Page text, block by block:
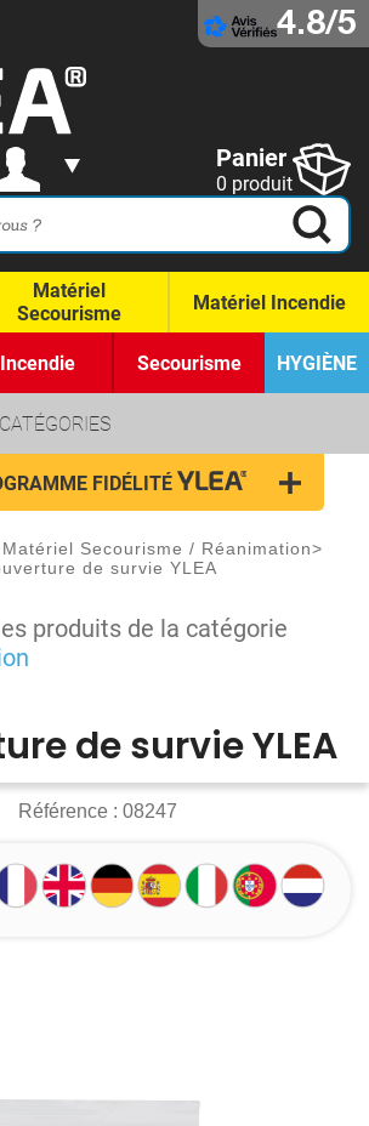
4.8/5
Panier
0 produit
Matériel
Secourisme
Matériel Incendie
Incendie Secourisme HYGIÈNE
FIDÉLITÉ
Matériel Secourisme / Réanimation>
de survie YLEA
produits de la catégorie
de survie YLEA
Référence : 08247